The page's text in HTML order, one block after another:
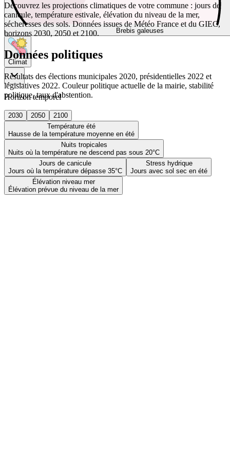
Brebis galeuses
Climat
Horizon temporel
2030 2050
2100
Température été
Hausse de la température moyenne en été
Nuits tropicales
Nuits où la température ne descend pas sous 20°C
Jours de canicule
Jours où la température dépasse 35°C
Stress hydrique
Jours avec sol sec en été
Élévation niveau mer
Élévation prévue du niveau de la mer
Découvrez les projections climatiques de votre commune : jours de
canicule, température estivale, élévation du niveau de la mer,
sécheresses des sols. Données issues de Météo France et du GIEC,
horizons 2030, 2050 et 2100.
Données politiques
Résultats des élections municipales 2020, présidentielles 2022 et
législatives 2022. Couleur politique actuelle de la mairie, stabilité
politique, taux d'abstention.